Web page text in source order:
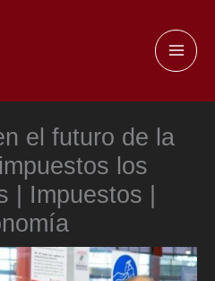
el futuro de la
los
| Impuestos |